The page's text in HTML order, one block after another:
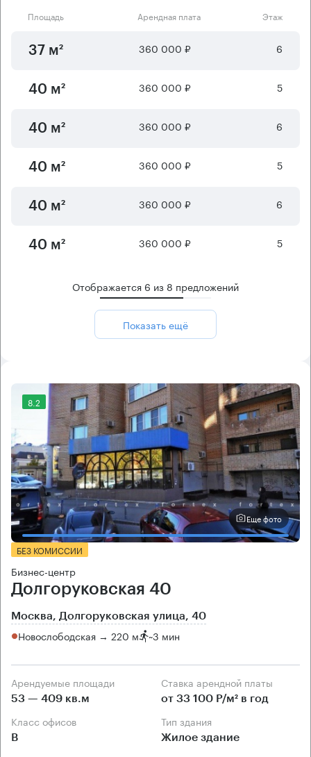
Площадь Арендная плата Этаж
37 м² 360 000 ₽ 6
40 м² 360 000 ₽ 5
40 м² 360 000 ₽ 6
40 м² 360 000 ₽ 5
40 м² 360 000 ₽ 6
40 м² 360 000 ₽ 5
Отображается 6 из 8 предложений
Показать ещё
8.2
Еще фото
БЕЗ КОМИССИИ
Бизнес-центр
Долгоруковская 40
Москва, Долгоруковская улица, 40
Новослободская → 220 м ~3 мин
Арендуемые площади
53 — 409 кв.м
Ставка арендной платы
от 33 100 Р/м² в год
Класс офисов
B
Тип здания
Жилое здание